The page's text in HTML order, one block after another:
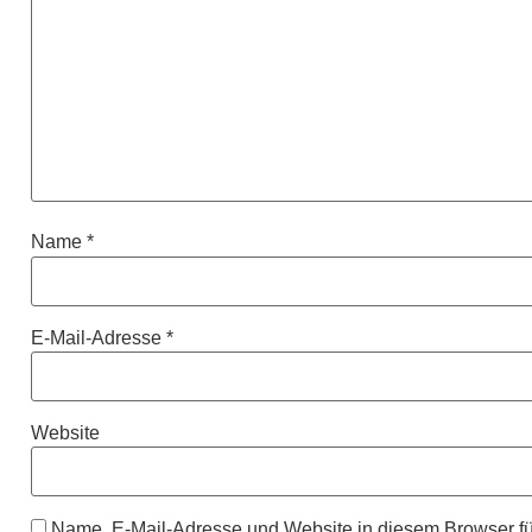
Name *
E-Mail-Adresse *
Website